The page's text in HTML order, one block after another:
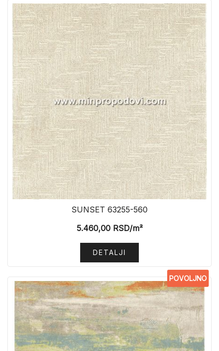
SUNSET 63255-560
5.460,00RSD/m²
DETALJI
POVOLJNO